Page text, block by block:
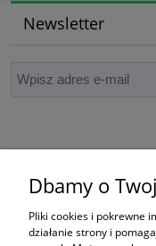
Newsletter
Ten produkt jest
Dbamy o
Pliki cookies i pokrewne
działanie strony i